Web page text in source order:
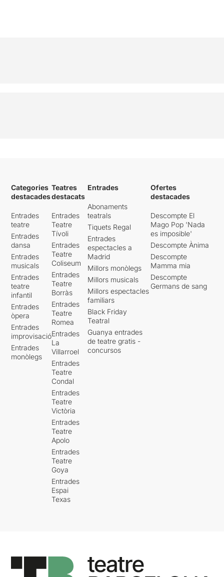
Categories
destacades
Entrades
teatre
Entrades
dansa
Entrades
musicals
Entrades
teatre
infantil
Entrades
òpera
Entrades
improvisació
Entrades
monòlegs
Teatres
destacats
Entrades
Teatre
Tívoli
Entrades
Teatre
Coliseum
Entrades
Teatre
Borràs
Entrades
Teatre
Romea
Entrades
La
Villarroel
Entrades
Teatre
Condal
Entrades
Teatre
Victòria
Entrades
Teatre
Apolo
Entrades
Teatre
Goya
Entrades
Espai
Texas
Entrades
Abonaments
teatrals
Tiquets Regal
Entrades
espectacles a
Madrid
Millors monòlegs
Millors musicals
Millors espectacles
familiars
Black Friday
Teatral
Guanya entrades
de teatre gratis -
concursos
Ofertes
destacades
Descompte El
Mago Pop 'Nada
es imposible'
Descompte Ànima
Descompte
Mamma mia
Descompte
Germans de sang